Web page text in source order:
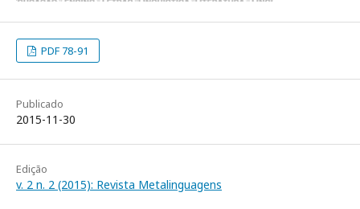
PDF 78-91
Publicado
2015-11-30
Edição
v. 2 n. 2 (2015): Revista Metalinguagens